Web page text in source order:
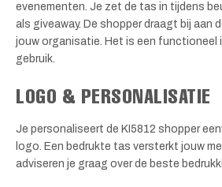
evenementen. Je zet de tas in tijdens
als giveaway. De shopper draagt bij aan
jouw organisatie. Het is een functioneel
gebruik.
LOGO & PERSONALISATIE
Je personaliseert de KI5812 shopper
logo. Een bedrukte tas versterkt jouw
adviseren je graag over de beste